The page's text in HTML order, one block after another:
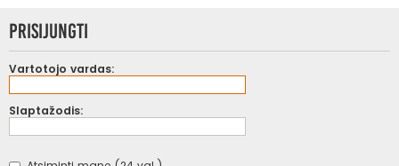
Prisijungti
Vartotojo vardas:
Slaptažodis: